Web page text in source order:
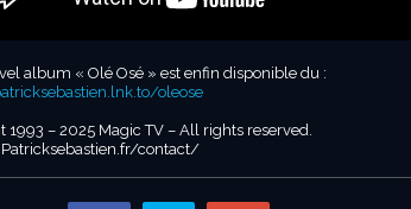
album « Olé Osé » est enfin disponible du :
oleose
1993 – 2025 Magic TV – All rights reserved.
Patricksebastien.fr/contact/